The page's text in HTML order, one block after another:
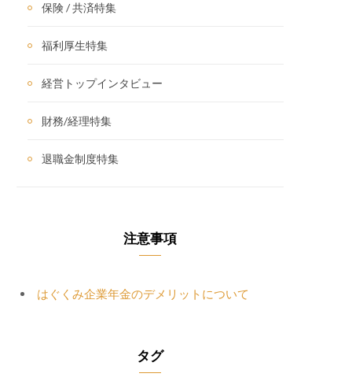
保険 / 共済特集
福利厚生特集
経営トップインタビュー
財務/経理特集
退職金制度特集
注意事項
はぐくみ企業年金のデメリットについて
タグ